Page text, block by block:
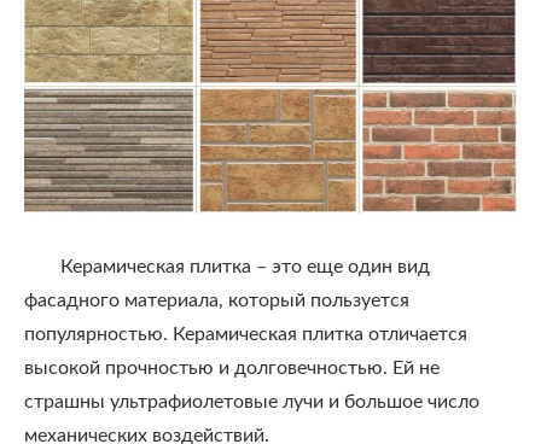
Керамическая плитка – это еще один вид
фасадного материала, который пользуется
популярностью. Керамическая плитка отличается
высокой прочностью и долговечностью. Ей не
страшны ультрафиолетовые лучи и большое число
механических воздействий.